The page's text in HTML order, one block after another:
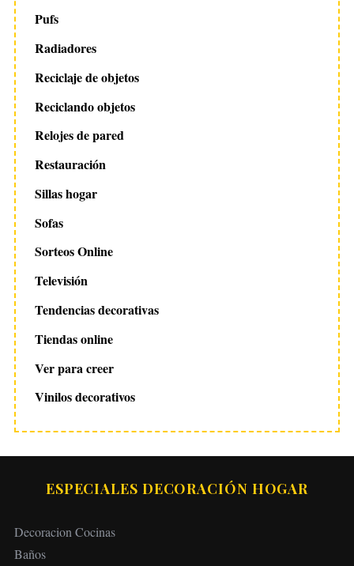
Pufs
Radiadores
Reciclaje de objetos
Reciclando objetos
Relojes de pared
Restauración
Sillas hogar
Sofas
Sorteos Online
Televisión
Tendencias decorativas
Tiendas online
Ver para creer
Vinilos decorativos
ESPECIALES DECORACIÓN HOGAR
Decoracion Cocinas
Baños